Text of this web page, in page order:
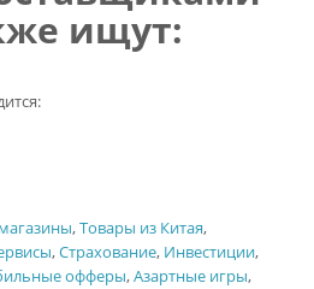
ищут:
,Товары из Китая,
,Страхование, Инвестиции,
офферы,Азартные игры,